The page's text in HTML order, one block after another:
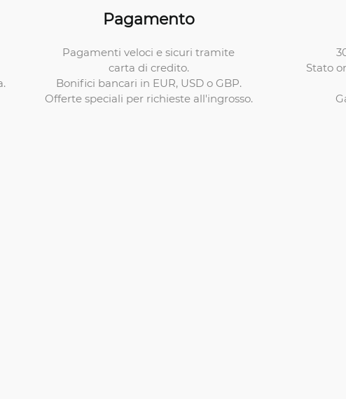
Pagamento
Pagamenti veloci e sicuri tramite
carta di credito.
Bonifici bancari in EUR, USD o GBP.
Offerte speciali per richieste all'ingrosso.
Stato